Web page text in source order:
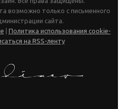
возможно только с письменного
сайта.
| Политика использования cookie-
на RSS-ленту